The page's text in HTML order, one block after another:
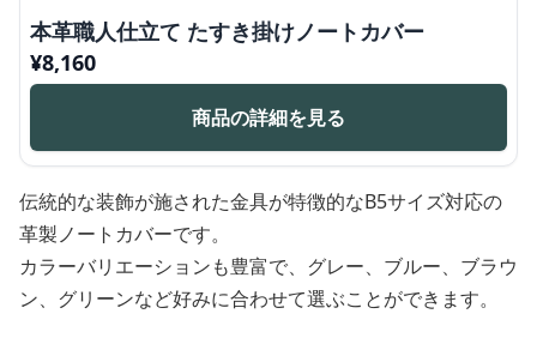
本革職人仕立て たすき掛けノートカバー
¥8,160
商品の詳細を見る
伝統的な装飾が施された金具が特徴的なB5サイズ対応の
革製ノートカバーです。
カラーバリエーションも豊富で、グレー、ブルー、ブラウ
ン、グリーンなど好みに合わせて選ぶことができます。